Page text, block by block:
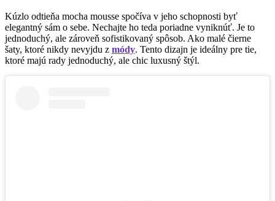
Kúzlo odtieňa mocha mousse spočíva v jeho schopnosti byť
elegantný sám o sebe. Nechajte ho teda poriadne vyniknúť. Je to
jednoduchý, ale zároveň sofistikovaný spôsob. Ako malé čierne
šaty, ktoré nikdy nevyjdu z módy. Tento dizajn je ideálny pre tie,
ktoré majú rady jednoduchý, ale chic luxusný štýl.